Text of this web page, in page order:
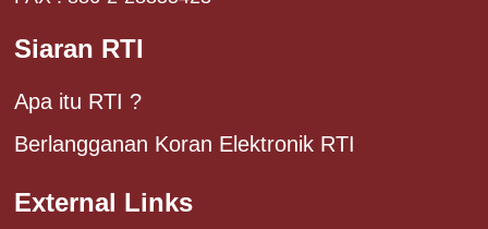
Siaran RTI
Apa itu RTI ?
Berlangganan Koran Elektronik RTI
External Links